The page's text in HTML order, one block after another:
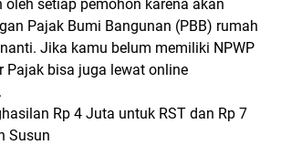
setiap pemohon karena akan
Pajak Bumi Bangunan (PBB) rumah
Jika kamu belum memiliki NPWP
Pajak bisa juga lewat online
Rp 4 Juta untuk RST dan Rp 7
Susun